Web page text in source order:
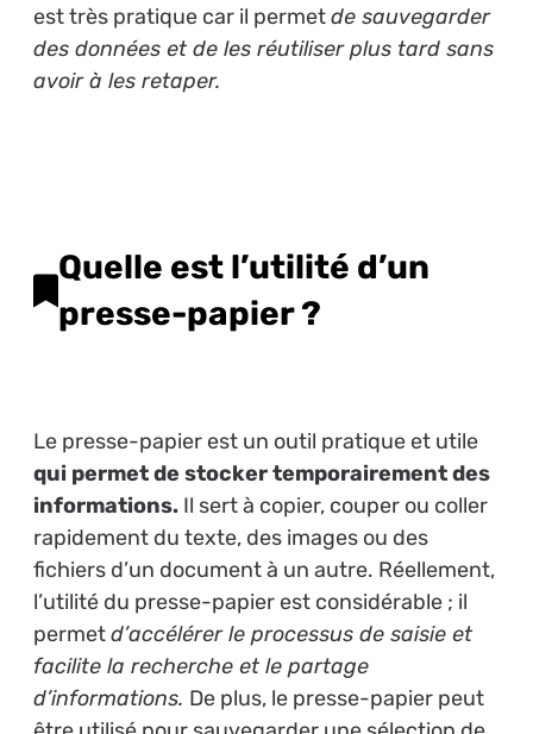
est très pratique car il permetde sauvegarder
des données et de les réutiliser plus tard sans
avoir à les retaper.
Quelle est l’utilité d’un
presse-papier ?
Le presse-papier est un outil pratique et utile
qui permet de stocker temporairement des
informations.Il sert à copier, couper ou coller
rapidement du texte, des images ou des
fichiers d’un document à un autre. Réellement,
l’utilité du presse-papier est considérable ; il
permetd’accélérer le processus de saisie et
facilite la recherche et le partage
d’informations. De plus, le presse-papier peut